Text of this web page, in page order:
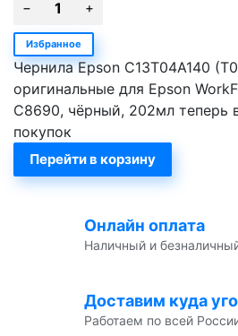
Избранное
Чернила Epson C13T04A140
оригинальные для Epson
C8690, чёрный, 202мл теперь
покупок
Перейти в корзину
Онлайн оплата
Наличный и
Доставим куда
Работаем по всей